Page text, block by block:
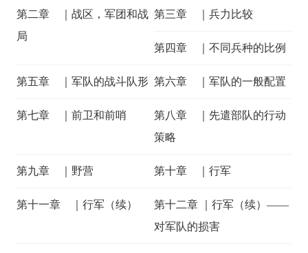
第二章 ｜战区，军团和战
局
第三章 ｜兵力比较
第四章 ｜不同兵种的比例
第五章 ｜军队的战斗队形 第六章 ｜军队的一般配置
第七章 ｜前卫和前哨
第八章 ｜先遣部队的行动
策略
第九章 ｜野营 第十章 ｜行军
第十一章 ｜行军（续）
第十二章 ｜行军（续）——
对军队的损害